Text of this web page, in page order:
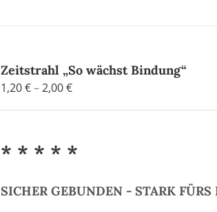
Zeitstrahl „So wächst Bindung“
1,20€–2,00€Preisspanne:
* * * * *
SICHER GEBUNDEN - STARK FÜRS